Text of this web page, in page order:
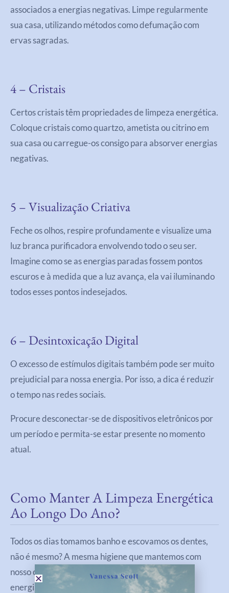
associados a energias negativas. Limpe regularmente
sua casa, utilizando métodos como defumação com
ervas sagradas.
4 – Cristais
Certos cristais têm propriedades de limpeza energética.
Coloque cristais como quartzo, ametista ou citrino em
sua casa ou carregue-os consigo para absorver energias
negativas.
5 – Visualização Criativa
Feche os olhos, respire profundamente e visualize uma
luz branca purificadora envolvendo todo o seu ser.
Imagine como se as energias paradas fossem pontos
escuros e à medida que a luz avança, ela vai iluminando
todos esses pontos indesejados.
6 – Desintoxicação Digital
O excesso de estímulos digitais também pode ser muito
prejudicial para nossa energia. Por isso, a dica é reduzir
o tempo nas redes sociais.
Procure desconectar-se de dispositivos eletrônicos por
um período e permita-se estar presente no momento
atual.
Como Manter A Limpeza Energética
Ao Longo Do Ano?
Todos os dias tomamos banho e escovamos os dentes,
não é mesmo? A mesma higiene que mantemos com
nosso corpo, devemos manter também com nossa
energia.